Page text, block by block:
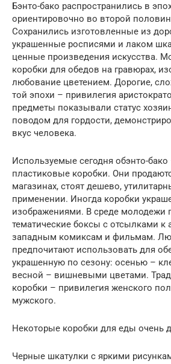
Бэнто-бако распространились в
ориентировочно во второй
Сохранились изготовленные из
украшенные росписями и лаком
ценные произведения искусства.
коробки для обедов на гравюрах,
любование цветением. Дорогие,
той эпохи – привилегия
предметы показывали статус
поводом для гордости,
вкус человека.
Используемые сегодня обэнто-
пластиковые коробки. Они
магазинах, стоят дешево,
применении. Иногда коробки
изображениями. В среде молодежи
тематические боксы с отсылками к
западным комиксам и фильмам.
предпочитают использовать для
украшенную по сезону: осенью –
весной – вишневыми цветами.
коробки – привилегия женского
мужского.
Некоторые коробки для еды очень
Черные шкатулки с яркими